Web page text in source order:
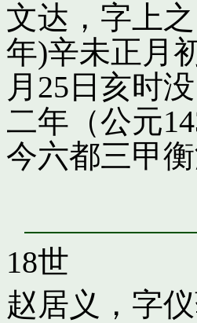
文达，字上
年)辛未正月
月25日亥时
二年（公元
今六都三甲
18世
赵居义，字